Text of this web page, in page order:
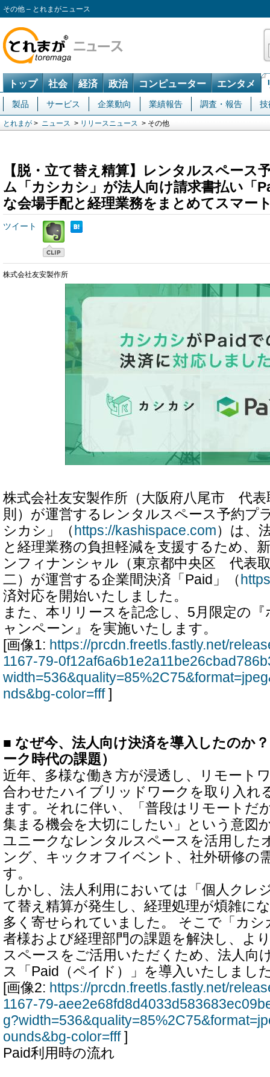
その他 – とれまがニュース
トップ 社会 経済 政治 コンピューター エンタメ
製品 サービス 企業動向 業績報告 調査・報告 技
とれまが > ニュース > リリースニュース > その他
【脱・立て替え精算】レンタルスペース
ム「カシカシ」が法人向け請求書払い「
な会場手配と経理業務をまとめてスマー
ツイート
株式会社友安製作所
株式会社友安製作所（大阪府八尾市 代表
則）が運営するレンタルスペース予約プ
シカシ」（ https://kashispace.com）は、
と経理業務の負担軽減を支援するため、
ンフィナンシャル（東京都中央区 代表
二）が運営する企業間決済「Paid」（
済対応を開始いたしました。
また、本リリースを記念し、5月限定の
ャンペーン』を実施いたします。
[画像1: https://prcdn.freetls.fastly.net/
1167-79-
nds&bg-color=fff]
■ なぜ今、法人向け決済を導入したのか
ーク時代の課題）
近年、多様な働き方が浸透し、リモート
合わせたハイブリッドワークを取り入れ
ます。それに伴い、「普段はリモートだ
集まる機会を大切にしたい」という意図
ユニークなレンタルスペースを活用した
ング、キックオフイベント、社外研修の
す。
しかし、法人利用においては「個人クレ
て替え精算が発生し、経理処理が煩雑に
多く寄せられていました。 そこで「カシ
者様および経理部門の課題を解決し、よ
スペースをご活用いただくため、法人向
ス「Paid（ペイド）」を導入いたしまし
[画像2: https://prcdn.freetls.fastly.net/
1167-79-
ounds&bg-color=fff]
Paid利用時の流れ